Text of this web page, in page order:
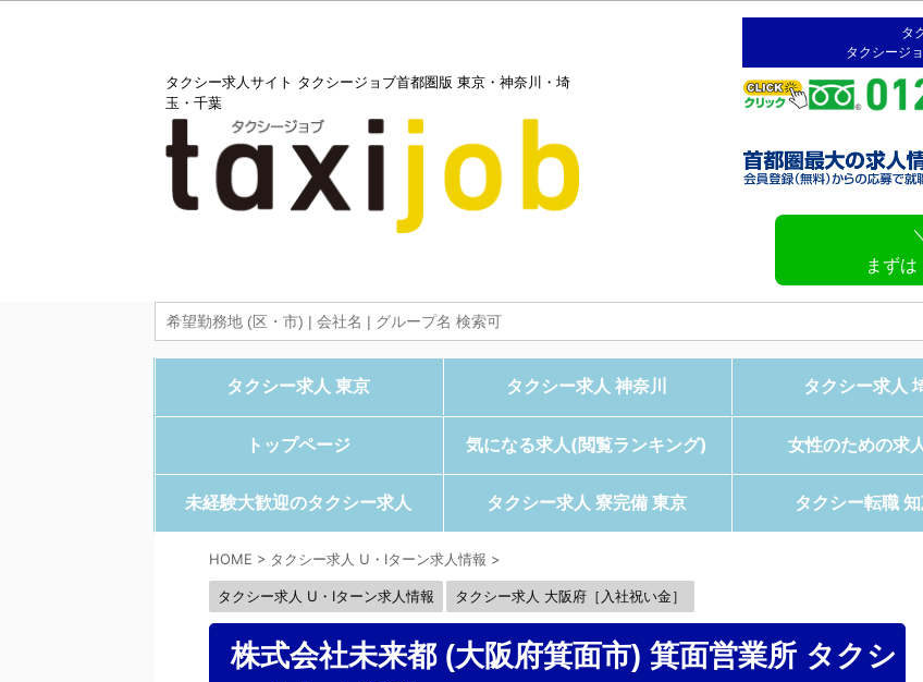
タクシー求人サイト タクシージョブ首都圏版 東京・神奈川・埼
玉・千葉
タ
タクシージ
まず
タクシー求人 東京 タクシー求人 神奈川 タクシー求人
トップページ 気になる求人(閲覧ランキング) 女性のための求
未経験大歓迎のタクシー求人 タクシー求人 寮完備 東京 タクシー転職
HOME > タクシー求人 U・Iターン求人情報 >
タクシー求人 U・Iターン求人情報 タクシー求人 大阪府［入社祝い金］
株式会社未来都 (大阪府箕面市) 箕面営業所 タクシ